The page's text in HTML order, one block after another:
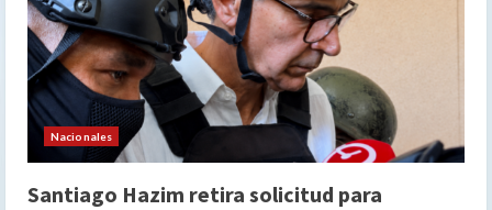
Nacionales
Santiago Hazim retira solicitud para